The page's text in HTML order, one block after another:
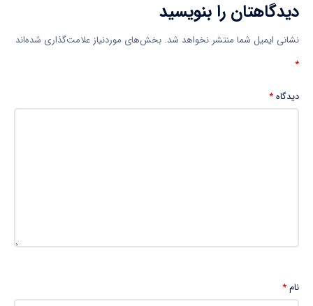
دیدگاهتان را بنویسید
نشانی ایمیل شما منتشر نخواهد شد. بخش‌های موردنیاز علامت‌گذاری شده‌اند
*
دیدگاه*
نام*